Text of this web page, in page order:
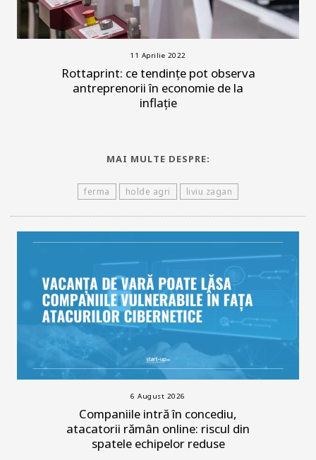
11 Aprilie 2022
Rottaprint: ce tendințe pot observa
antreprenorii în economie de la
inflație
MAI MULTE DESPRE:
ferma holde agri liviu zagan
6 August 2026
Companiile intră în concediu,
atacatorii rămân online: riscul din
spatele echipelor reduse